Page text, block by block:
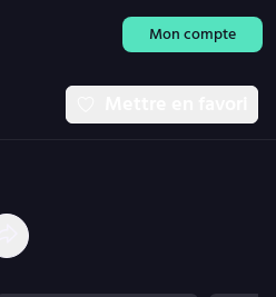
Mon compte